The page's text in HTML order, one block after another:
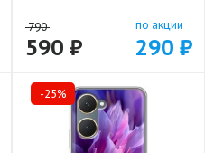
790
590 ₽
по акции
290 ₽
-25%